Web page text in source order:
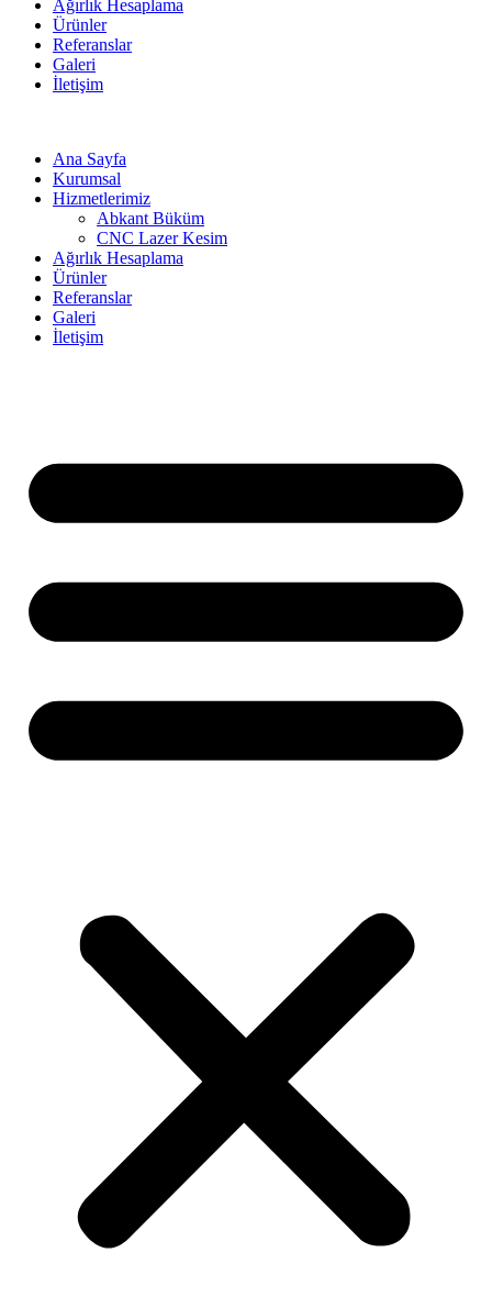
Ağırlık Hesaplama
Ürünler
Referanslar
Galeri
İletişim
Ana Sayfa
Kurumsal
Hizmetlerimiz
Abkant Büküm
CNC Lazer Kesim
Ağırlık Hesaplama
Ürünler
Referanslar
Galeri
İletişim